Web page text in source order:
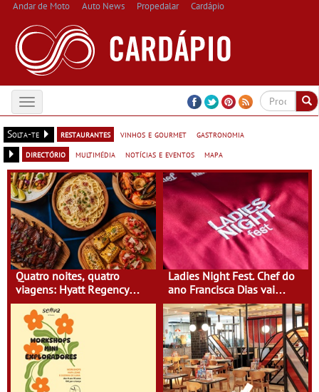
Andar de Moto Auto News Propedalar Cardápio
Toggle
navigation
Solta-te
restaurantes vinhos e gourmet
gastronomia
directório
multimédia notícias e eventos mapa
Quatro noites, quatro
viagens: Hyatt Regency
Vilamoura convida a dar a
volta ao mundo através da
gastronomia - O Brasa
Coastal Steakhouse
apresenta "Flavours of the
World", uma nova
experiência gastronómica
Ladies Night Fest. Chef do
ano Francisca Dias vai
cozinhar no Olaias, na
Figueira da Foz, mas não
estará só